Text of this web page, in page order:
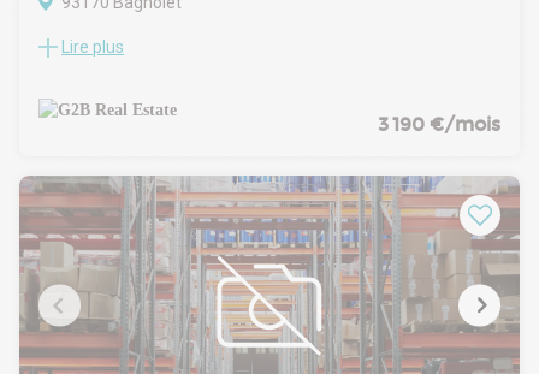
Gaulle.
Situé dans un parc clôturé et sécurisé à Bagnolet, ce
pour accueillir artisans, PME ou logisticiens urbains. Le parc
est entièrement clos, avec portail motorisé, voirie enrobée
bardage, couverture en bac acier, éclairage LED, et
équipements complets par cellule. À seulement quelques
minutes du périphérique parisien et de l’autoroute A3, ce site
bénéficie d’une accessibilité exceptionnelle.
L'ensemble est signé Archicrea pour la partie architecture et
Yuman Immobilier pour la maitrise d'ouvrage.
Lire plus
3 190 €/mois